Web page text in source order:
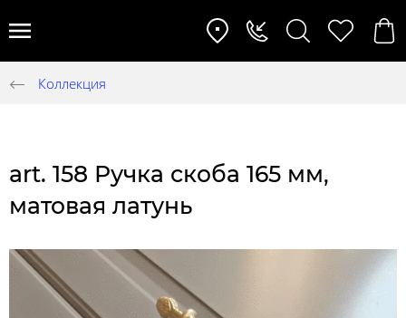
Коллекция
art. 158 Ручка скоба 165 мм,
матовая латунь